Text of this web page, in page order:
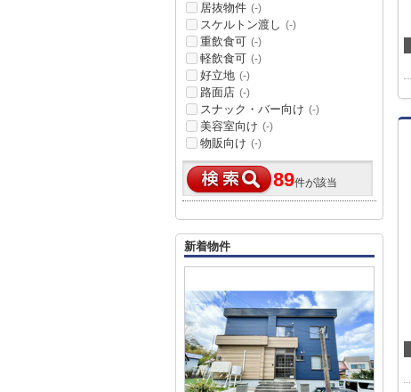
居抜物件 (-)
スケルトン渡し (-)
重飲食可 (-)
軽飲食可 (-)
好立地 (-)
路面店 (-)
スナック・バー向け (-)
美容室向け (-)
物販向け (-)
89件が該当
新着物件